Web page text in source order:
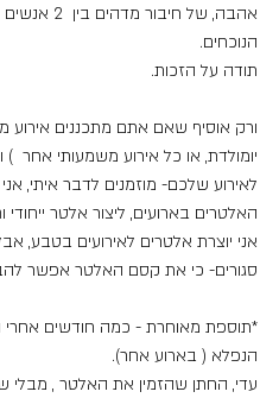
אהבה, של
הנוכחים.
תודה על הזכות.
ורק אוסיף שאם אתם מתכננים אירוע
יומולדת, או כל אירוע משמעותי אחר
לאירוע שלכם- מוזמנים לדבר איתי,
האלטרים בארועים, ליצור אלטר ייחודי
אני יוצרת אלטרים לאירועים בטבע,
סגורים- כי את קסם האלטר אפשר
*תוספת מאוחרת - כמה חודשים
הנפלא ( בארוע אחר).
עדי, החתן שהזמין את האלטר ,